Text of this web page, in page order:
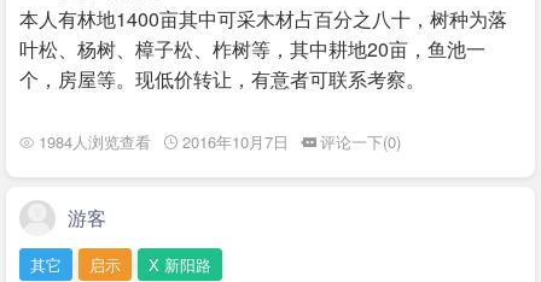
本人有林地1400亩其中可采木材占百分之八十，树种为落
叶松、杨树、樟子松、柞树等，其中耕地20亩，鱼池一
个，房屋等。现低价转让，有意者可联系考察。
1984人浏览查看 2016年10月7日 评论一下(0)
游客
其它 启示 X 新阳路